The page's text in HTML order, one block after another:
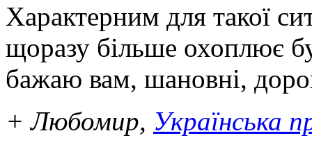
Характерним для такої
щоразу більше охоплює
бажаю вам, шановні,
+ Любомир, Українська